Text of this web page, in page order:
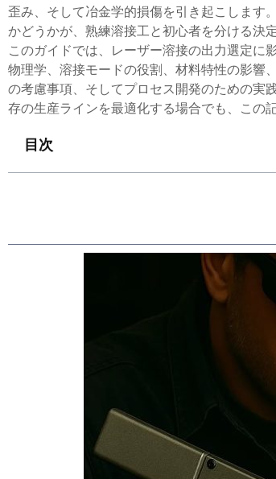
歪み、そして冶金学的損傷を引き起こします
かどうかが、熟練溶接工と初心者を分ける決
このガイドでは、レーザー溶接の出力選定に
物理学、溶接モードの役割、材料特性の影響
の考慮事項、そしてプロセス開発のための実
存の生産ラインを最適化する場合でも、この
目次